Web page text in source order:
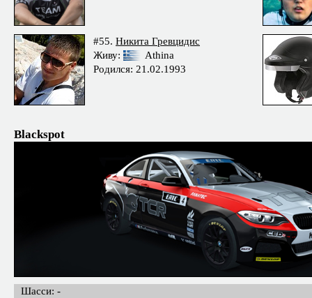
#55. Никита Гревцидис
Живу:
Athina
Родился: 21.02.1993
Blackspot
Шасси: -